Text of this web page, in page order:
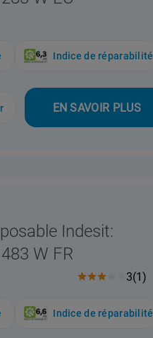
Indice de réparabilité
EN SAVOIR PLUS
Indesit:
W FR
3(1)
Indice de réparabilité